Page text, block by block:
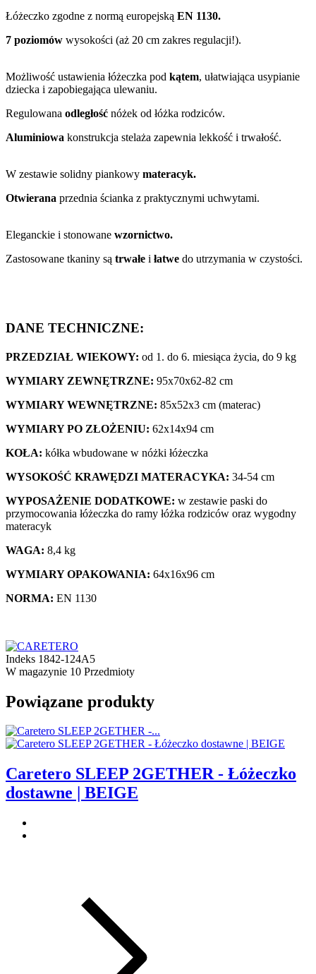
Łóżeczko zgodne z normą europejską EN 1130.
7 poziomów wysokości (aż 20 cm zakres regulacji!).
Możliwość ustawienia łóżeczka pod kątem, ułatwiająca usypianie
dziecka i zapobiegająca ulewaniu.
Regulowana odległość nóżek od łóżka rodziców.
Aluminiowa konstrukcja stelaża zapewnia lekkość i trwałość.
W zestawie solidny piankowy materacyk.
Otwierana przednia ścianka z praktycznymi uchwytami.
Eleganckie i stonowane wzornictwo.
Zastosowane tkaniny są trwałe i łatwe do utrzymania w czystości.
DANE TECHNICZNE:
PRZEDZIAŁ WIEKOWY: od 1. do 6. miesiąca życia, do 9 kg
WYMIARY ZEWNĘTRZNE: 95x70x62-82 cm
WYMIARY WEWNĘTRZNE: 85x52x3 cm (materac)
WYMIARY PO ZŁOŻENIU: 62x14x94 cm
KOŁA: kółka wbudowane w nóżki łóżeczka
WYSOKOŚĆ KRAWĘDZI MATERACYKA: 34-54 cm
WYPOSAŻENIE DODATKOWE: w zestawie paski do
przymocowania łóżeczka do ramy łóżka rodziców oraz wygodny
materacyk
WAGA: 8,4 kg
WYMIARY OPAKOWANIA: 64x16x96 cm
NORMA: EN 1130
Indeks 1842-124A5
W magazynie 10 Przedmioty
Powiązane produkty
Caretero SLEEP 2GETHER - Łóżeczko
dostawne | BEIGE